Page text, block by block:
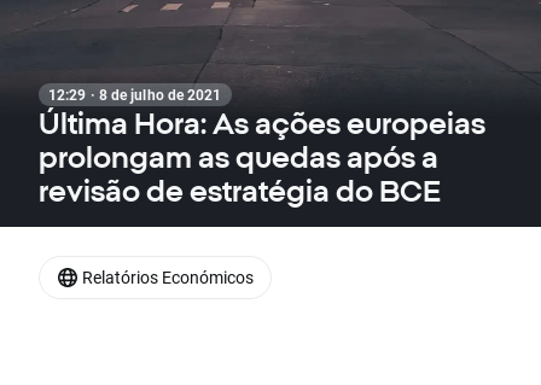
12:29 · 8 de julho de 2021
Última Hora: As ações europeias
prolongam as quedas após a
revisão de estratégia do BCE
Relatórios Económicos